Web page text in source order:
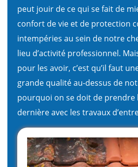
peut jouir de ce qui se fait de
confort de vie et de protection
intempéries au sein de notre
lieu d’activité professionnel.
pour les avoir, c’est qu’il faut
grande qualité au-dessus de
pourquoi on se doit de prendre
dernière avec les travaux